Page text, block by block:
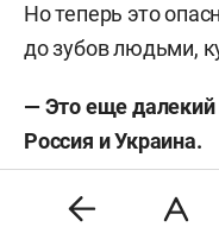
Но теперь это
до зубов людьми,
— Это еще
Россия и Украина.
— Страх, что